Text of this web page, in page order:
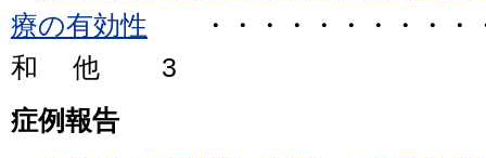
療の有効性
・・・・・・・・・
和 他 3
症例報告